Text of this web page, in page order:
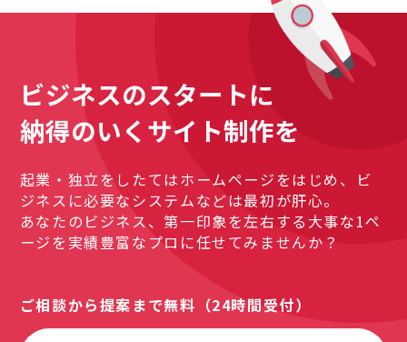
ビジネスのスタートに
納得のいくサイト制作を
起業・独立をしたてはホームページをはじめ、ビ
ジネスに必要なシステムなどは最初が肝心。
あなたのビジネス、第一印象を左右する大事な1ペ
ージを実績豊富なプロに任せてみませんか？
ご相談から提案まで無料（24時間受付）